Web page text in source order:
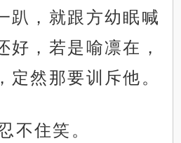
趴，就跟方幼眠喊
好，若是喻凛在，
定然那要训斥他。
不住笑。